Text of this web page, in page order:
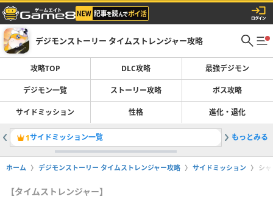
デジモンストーリー タイムストレンジャー攻略
攻略TOP DLC攻略 最強デジモン
デジモン一覧 ストーリー攻略 ボス攻略
サイドミッション 性格 進化・退化
1サイドミッション一覧 2ストー
もっとみる
ホーム デジモンストーリー タイムストレンジャー攻略 サイドミッション シ
【タイムストレンジャー】